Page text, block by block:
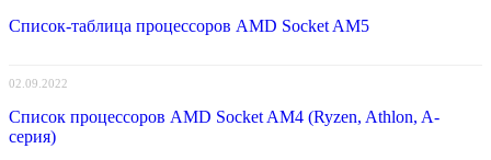
Список-таблица процессоров AMD Socket AM5
02.09.2022
Список процессоров AMD Socket AM4 (Ryzen, Athlon, A-
серия)